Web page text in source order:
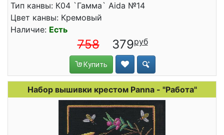
Тип канвы: К04 `Гамма` Aida №14
Цвет канвы: Кремовый
Наличие: Есть
758 379
Купить
Набор вышивки крестом Panna - "Работа"